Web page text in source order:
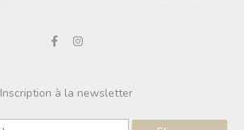
Inscription à la newsletter